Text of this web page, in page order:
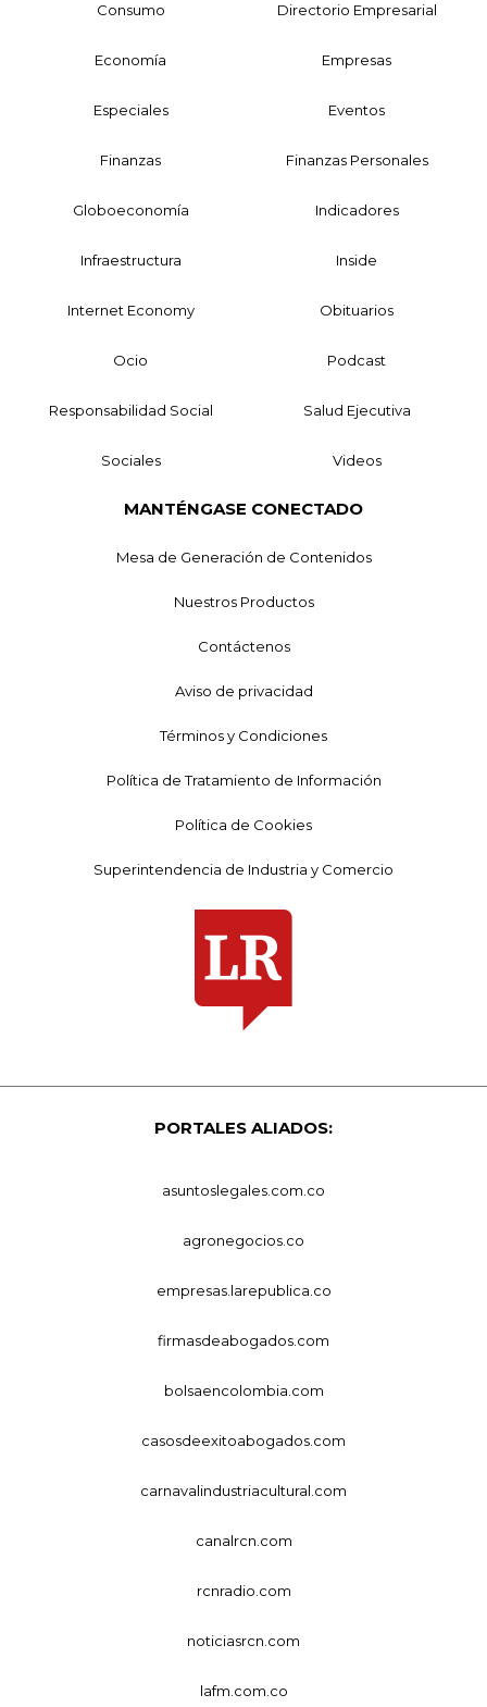
Consumo Directorio Empresarial
Economía Empresas
Especiales Eventos
Finanzas Finanzas Personales
Globoeconomía Indicadores
Infraestructura Inside
Internet Economy Obituarios
Ocio Podcast
Responsabilidad Social Salud Ejecutiva
Sociales Videos
MANTÉNGASE CONECTADO
Mesa de Generación de Contenidos
Nuestros Productos
Contáctenos
Aviso de privacidad
Términos y Condiciones
Política de Tratamiento de Información
Política de Cookies
Superintendencia de Industria y Comercio
PORTALES ALIADOS:
asuntoslegales.com.co
agronegocios.co
empresas.larepublica.co
firmasdeabogados.com
bolsaencolombia.com
casosdeexitoabogados.com
carnavalindustriacultural.com
canalrcn.com
rcnradio.com
noticiasrcn.com
lafm.com.co